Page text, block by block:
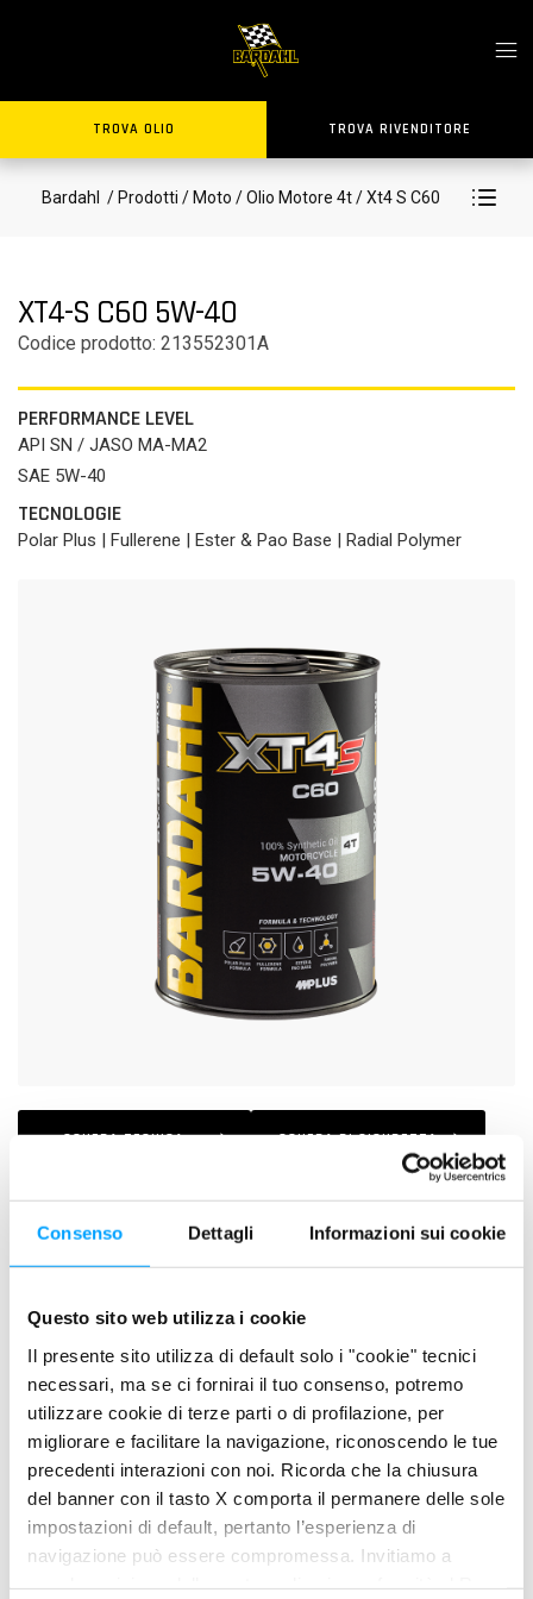
Consenso Dettagli Informazioni sui cookie
Questo sito web utilizza i cookie
Il presente sito utilizza di default solo i "cookie" tecnici
necessari, ma se ci fornirai il tuo consenso, potremo
utilizzare cookie di terze parti o di profilazione, per
migliorare e facilitare la navigazione, riconoscendo le tue
precedenti interazioni con noi. Ricorda che la chiusura
del banner con il tasto X comporta il permanere delle sole
impostazioni di default, pertanto l’esperienza di
navigazione può essere compromessa. Invitiamo a
TROVA OLIO TROVA RIVENDITORE
Bardahl / Prodotti / Moto / Olio Motore 4t/ Xt4 S C60
XT4-S C60 5W-40
Codice prodotto: 213552301A
PERFORMANCE LEVEL
API SN / JASO MA-MA2
SAE 5W-40
TECNOLOGIE
Polar Plus | Fullerene | Ester & Pao Base | Radial Polymer
SCHEDA TECNICA SCHEDA DI SICUREZZA
DESCRIZIONE
Lubrificante speciale destinato agli utenti più esigenti testato in
PLUS DI PRODOTTO
MCO Tailored Chemistry - sviluppato su misura per
applicazioni motociclistiche e addizionato con Bardahl
Polar Plus + Fullerene C60
Formulato con polimeri ad altissima resistenza Radial
Polymer Structure
100% sintetico, contiene basi PAO ed esteri sintetici